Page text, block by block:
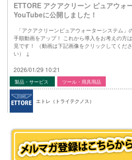
ETTORE アクアクリーン ピュアウォ
YouTubeに公開しました！
「アクアクリーンピュアウォーターシステム」
手順動画をアップ！ これから導入をお考えの方
見です！ （動画は下記画像をクリックしてくださ
い） ↓
2026/01/29 10:21
製品・サービス ツール・用具用品
エトレ（トライテクノス）